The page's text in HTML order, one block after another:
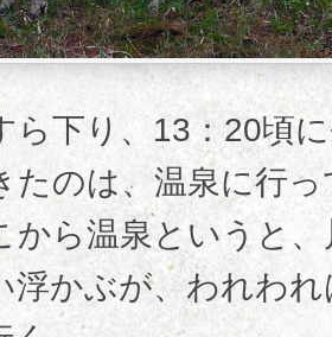
ら下り、13：20頃
たのは、温泉に行
から温泉というと
浮かぶが、われわ